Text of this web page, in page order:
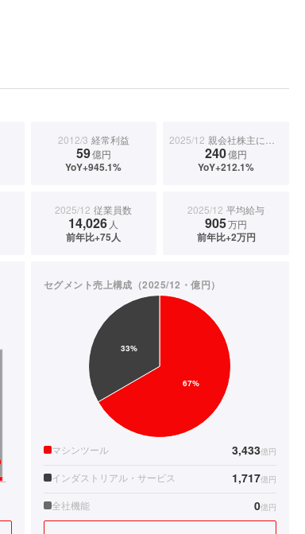
2012/3 経常利益
59億円
YoY+945.1%
2025/12 親会社株主に帰属する当期純利益
240億円
YoY+212.1%
2025/12 従業員数
14,026 人
前年比+75人
2025/12 平均給与
905万円
前年比+2万円
セグメント売上構成（2025/12・億円）
マシンツール 3,433億円
インダストリアル・サービス 1,717億円
全社機能 0億円